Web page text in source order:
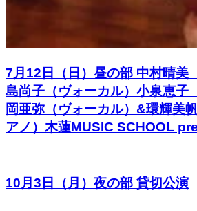
7月12日（日）昼の部 中村晴美
島尚子（ヴォーカル）小泉恵子
岡亜弥（ヴォーカル）&環輝美
アノ）木蓮MUSIC SCHOOL
10月3日（月）夜の部 貸切公演